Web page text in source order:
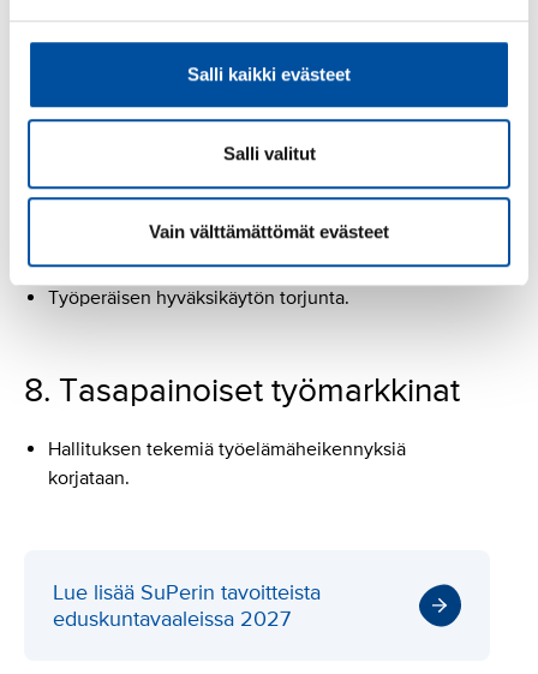
Salli kaikki evästeet
Salli valitut
Vain välttämättömät evästeet
päivittämiseen.
7. Eettinen työperäinen
maahanmuutto
Eettinen rekrytointi, riittävä kielikoulutus ja
perehdytys.
Työperäisen hyväksikäytön torjunta.
8. Tasapainoiset työmarkkinat
Hallituksen tekemiä työelämäheikennyksiä
korjataan.
Lue lisää SuPerin tavoitteista
eduskuntavaaleissa 2027